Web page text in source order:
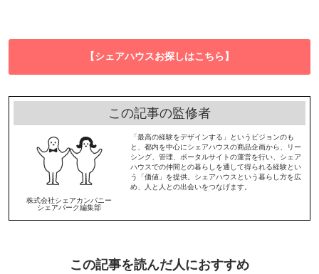
【シェアハウスお探しはこちら】
この記事の監修者
株式会社シェアカンパニー
シェアパーク編集部
「最高の経験をデザインする」というビジョンのも
と、都内を中心にシェアハウスの商品企画から、リー
シング、管理、ポータルサイトの運営を行い、シェア
ハウスでの仲間との暮らしを通して得られる経験とい
う「価値」を提供。シェアハウスという暮らし方を広
め、人と人との出会いをつなげます。
この記事を読んだ人におすすめ